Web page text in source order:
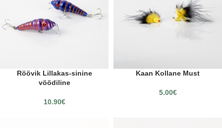
Röövik Lillakas-sinine
vöödiline
10.90€
Kaan Kollane Must
5.00€